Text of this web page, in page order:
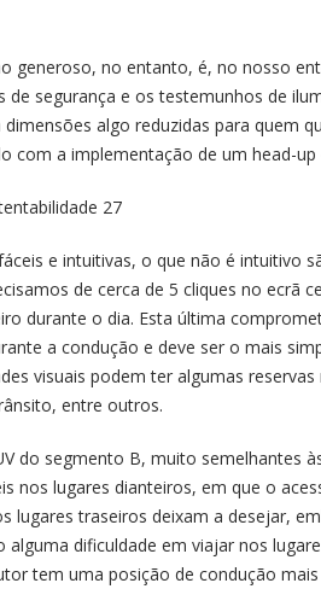
generoso, no entanto, é, no nosso
de segurança e os testemunhos de
algo reduzidas para quem
com a implementação de um head-
e intuitivas, o que não é intuitivo
de cerca de 5 cliques no ecrã
durante o dia. Esta última
a condução e deve ser o mais
visuais podem ter algumas
entre outros.
do segmento B, muito semelhantes
nos lugares dianteiros, em que o
lugares traseiros deixam a desejar,
dificuldade em viajar nos
tem uma posição de condução